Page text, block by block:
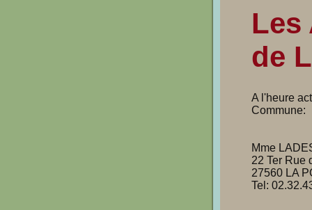
Les
de
A l'heure
Commune:
Mme
22 Ter Rue
27560 LA
Tel: